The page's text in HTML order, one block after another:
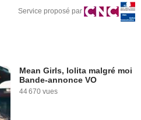
Service proposé par
Mean Girls, lolita malgré moi
Bande-annonce VO
44 670 vues